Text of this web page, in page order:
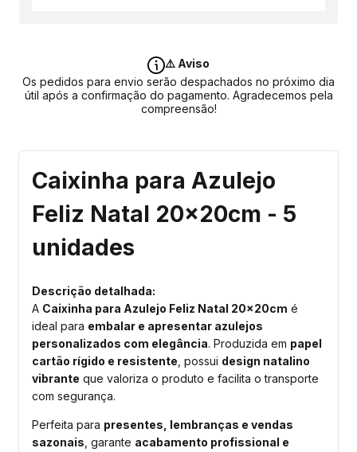
⚠️ Aviso
Os pedidos para envio serão despachados no próximo dia
útil após a confirmação do pagamento. Agradecemos pela
compreensão!
Caixinha para Azulejo
Feliz Natal 20x20cm - 5
unidades
Descrição detalhada:
A Caixinha para Azulejo Feliz Natal 20x20cm é
ideal para embalar e apresentar azulejos
personalizados com elegância. Produzida em papel
cartão rígido e resistente, possui design natalino
vibrante que valoriza o produto e facilita o transporte
com segurança.
Perfeita para presentes, lembranças e vendas
sazonais, garante acabamento profissional e